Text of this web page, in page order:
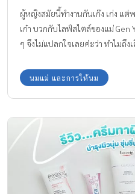
ผู้หญิงสมัยนี้ทำงานกันเก๊ง เก่ง แต่
เก๋า บวกกับไลฟ์สไตล์ของแม่
ๆ จึงไม่แปลกใจเลยค่ะว่า ทำไมถึ
Amarin Baby & Kids จะพาว่าที่คุ
แรงจากแบรนด์มาลิชกันค่ะ
นมแม่ และการให้นม